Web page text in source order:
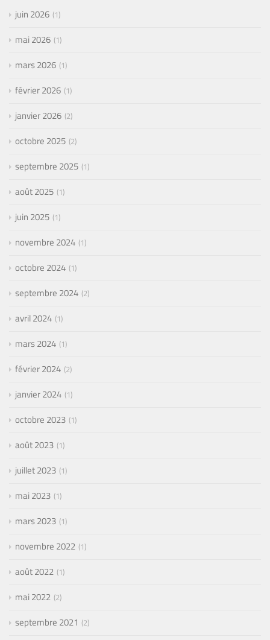
juin 2026 1
mai 2026 1
mars 2026 1
février 2026 1
janvier 2026 2
octobre 2025 2
septembre 2025 1
août 2025 1
juin 2025 1
novembre 2024 1
octobre 2024 1
septembre 2024 2
avril 2024 1
mars 2024 1
février 2024 2
janvier 2024 1
octobre 2023 1
août 2023 1
juillet 2023 1
mai 2023 1
mars 2023 1
novembre 2022 1
août 2022 1
mai 2022 2
septembre 2021 2